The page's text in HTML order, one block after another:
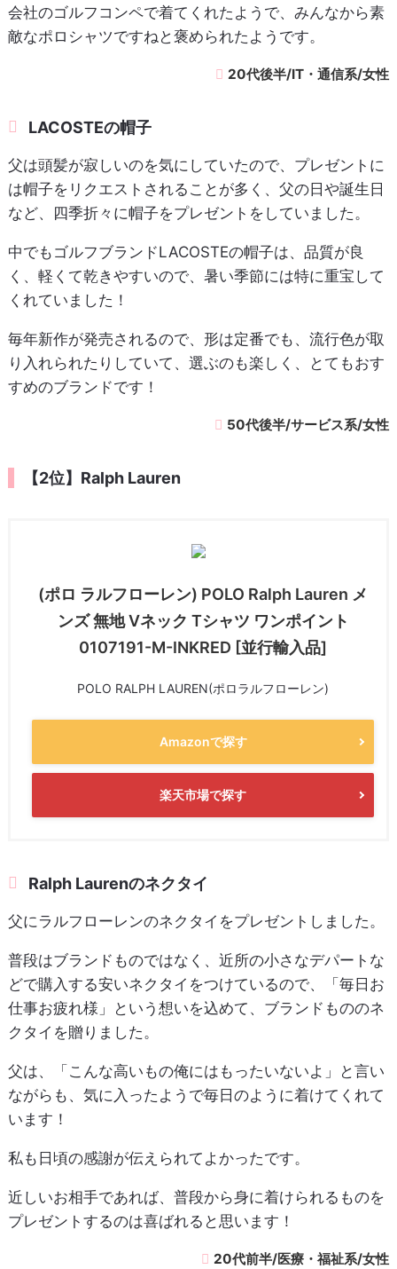
会社のゴルフコンペで着てくれたようで、みんなから素
敵なポロシャツですねと褒められたようです。
20代後半/IT・通信系/女性
LACOSTEの帽子
父は頭髪が寂しいのを気にしていたので、プレゼントに
は帽子をリクエストされることが多く、父の日や誕生日
など、四季折々に帽子をプレゼントをしていました。
中でもゴルフブランドLACOSTEの帽子は、品質が良
く、軽くて乾きやすいので、暑い季節には特に重宝して
くれていました！
毎年新作が発売されるので、形は定番でも、流行色が取
り入れられたりしていて、選ぶのも楽しく、とてもおす
すめのブランドです！
50代後半/サービス系/女性
【2位】Ralph Lauren
(ポロ ラルフローレン) POLO Ralph Lauren メ
ンズ 無地 Vネック Tシャツ ワンポイント
0107191-M-INKRED [並行輸入品]
POLO RALPH LAUREN(ポロラルフローレン)
Amazonで探す
楽天市場で探す
Ralph Laurenのネクタイ
父にラルフローレンのネクタイをプレゼントしました。
普段はブランドものではなく、近所の小さなデパートな
どで購入する安いネクタイをつけているので、「毎日お
仕事お疲れ様」という想いを込めて、ブランドもののネ
クタイを贈りました。
父は、「こんな高いもの俺にはもったいないよ」と言い
ながらも、気に入ったようで毎日のように着けてくれて
います！
私も日頃の感謝が伝えられてよかったです。
近しいお相手であれば、普段から身に着けられるものを
プレゼントするのは喜ばれると思います！
20代前半/医療・福祉系/女性